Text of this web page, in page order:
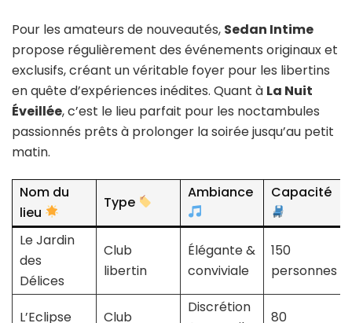
Pour les amateurs de nouveautés, Sedan Intime
propose régulièrement des événements originaux et
exclusifs, créant un véritable foyer pour les libertins
en quête d’expériences inédites. Quant à La Nuit
Éveillée, c’est le lieu parfait pour les noctambules
passionnés prêts à prolonger la soirée jusqu’au petit
matin.
Nom du
lieu
Type
Ambiance Capacité
Le Jardin
des
Délices
Club
libertin
Élégante &
conviviale
150
personnes
L’Eclipse
Club
Discrétion
80